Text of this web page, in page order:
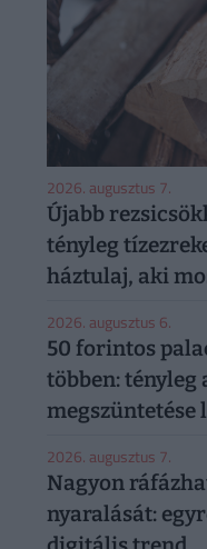
2026. augusztus 7.
Újabb
tényleg
háztulaj, aki
2026. augusztus 6.
50 forintos
többen: tényleg
megszüntetése
2026. augusztus 7.
Nagyon
nyaralását: